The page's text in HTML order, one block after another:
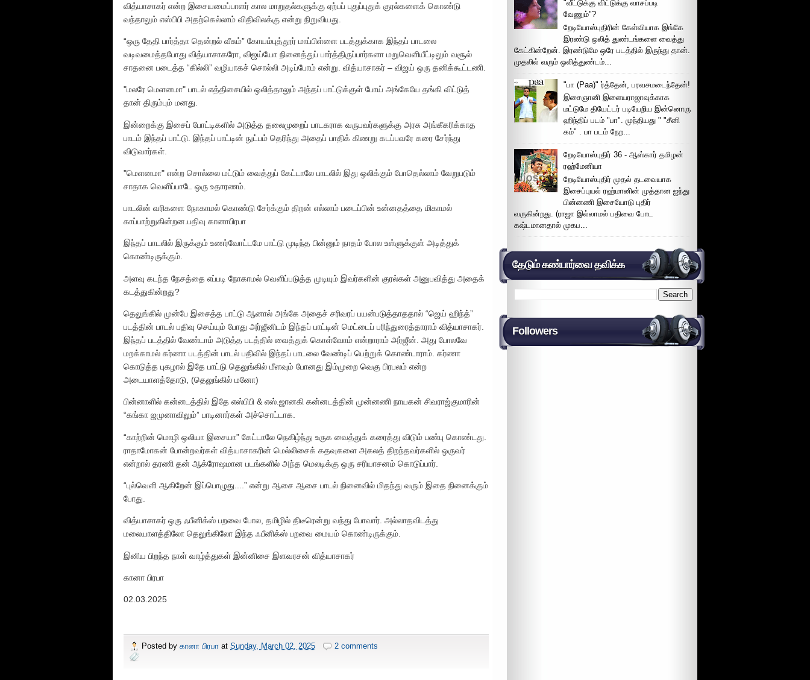
வித்யாசாகர் என்ற இசையமைப்பாளர் கால மாறுதல்களுக்கு ஏற்பப் புதுப்புதுக் குரல்களைக் கொண்டு
வந்தாலும் எஸ்பிபி அதற்கெல்லாம் விதிவிலக்கு என்று நிறுவியது.
“ஒரு தேதி பார்த்தா தென்றல் வீசும்” கோயம்புத்தூர் மாப்பிள்ளை படத்துக்காக இந்தப் பாடலை
வடிவமைத்தபோது வித்யாசாகரோ, விஜய்யோ நினைத்துப் பார்த்திருப்பார்களா மறுவெளியீட்டிலும் வசூல்
சாதனை படைத்த “கில்லி” வழியாகச் சொல்லி அடிப்போம் என்று. வித்யாசாகர் – விஜய் ஒரு தனிக்கூட்டணி.
"மலரே மெளனமா" பாடல் எத்திசையில் ஒலித்தாலும் அந்தப் பாட்டுக்குள் போய் அங்கேயே தங்கி விட்டுத்
தான் திரும்பும் மனது.
இன்றைக்கு இசைப் போட்டிகளில் அடுத்த தலைமுறைப் பாடகராக வருபவர்களுக்கு அரசு அங்கீகரிக்காத
பாடம் இந்தப் பாட்டு. இந்தப் பாட்டின் நுட்பம் தெரிந்து அதைப் பாதிக் கிணறு கடப்பவரே கரை சேர்ந்து
விடுவார்கள்.
"மெளனமா" என்ற சொல்லை மட்டும் வைத்துப் கேட்டாலே பாடலில் இது ஒலிக்கும் போதெல்லாம் வேறுபடும்
சாதாக வெளிப்பாடே ஒரு உதாரணம்.
பாடலின் வரிகளை நோகாமல் கொண்டு சேர்க்கும் திறன் எல்லாம் படைப்பின் உன்னதத்தை மிகாமல்
காப்பாற்றுகின்றன.பதிவு கானாபிரபா
இந்தப் பாடலில் இருக்கும் உணர்வோட்டமே பாட்டு முடிந்த பின்னும் நாதம் போல உள்ளுக்குள் அடித்துக்
கொண்டிருக்கும்.
அளவு கடந்த நேசத்தை எப்படி நோகாமல் வெளிப்படுத்த முடியும் இவர்களின் குரல்கள் அனுபவித்து அதைக்
கடத்துகின்றது?
தெலுங்கில் முன்பே இசைத்த பாட்டு ஆனால் அங்கே அதைச் சரிவரப் பயன்படுத்தாததால் “ஜெய் ஹிந்த்”
படத்தின் பாடல் பதிவு செய்யும் போது அர்ஜீனிடம் இந்தப் பாட்டின் மெட்டைப் பரிந்துரைத்தாராம் வித்யாசாகர்.
இந்தப் படத்தில் வேண்டாம் அடுத்த படத்தில் வைத்துக் கொள்வோம் என்றாராம் அர்ஜீன். அது போலவே
மறக்காமல் கர்ணா படத்தின் பாடல் பதிவில் இந்தப் பாடலை வேண்டிப் பெற்றுக் கொண்டாராம். கர்ணா
கொடுத்த புகழால் இதே பாட்டு தெலுங்கில் மீளவும் போனது இம்முறை வெகு பிரபலம் என்ற
அடையாளத்தோடு, (தெலுங்கில் மனோ)
பின்னாளில் கன்னடத்தில் இதே எஸ்பிபி & எஸ்.ஜானகி கன்னடத்தின் முன்னணி நாயகன் சிவராஜ்குமாரின்
“கங்கா ஜமுனாவிலும்” பாடினார்கள் அச்சொட்டாக.
“காற்றின் மொழி ஒலியா இசையா” கேட்டாலே நெகிழ்ந்து உருக வைத்துக் கரைத்து விடும் பண்பு கொண்டது.
ராதாமோகன் போன்றவர்கள் வித்யாசாகரின் மெல்லிசைக் கதவுகளை அகலத் திறந்தவர்களில் ஒருவர்
என்றால் தரணி தன் ஆக்ரோஷமான படங்களில் அந்த மெலடிக்கு ஒரு சரியாசனம் கொடுப்பார்.
“புல்வெளி ஆகிறேன் இப்பொழுது....” என்று ஆசை ஆசை பாடல் நினைவில் மிதந்து வரும் இதை நினைக்கும்
போது.
வித்யாசாகர் ஒரு ஃபீனிக்ஸ் பறவை போல, தமிழில் திடீரென்று வந்து போவார். அல்லாதவிடத்து
மலையாளத்திலோ தெலுங்கிலோ இந்த ஃபீனிக்ஸ் பறவை மையம் கொண்டிருக்கும்.
இனிய பிறந்த நாள் வாழ்த்துகள் இன்னிசை இளவரசன் வித்யாசாகர்
கானா பிரபா
02.03.2025
Posted by கானா பிரபா at Sunday, March 02, 2025 2 comments
"வீட்டுக்கு விட்டுக்கு வாசப்படி
வேணும்"?
றேடியோஸ்புதிரின் கேள்வியாக இங்கே
இரண்டு ஒலித் துண்டங்களை வைத்து
கேட்கின்றேன். இரண்டுமே ஒரே படத்தில் இருந்து தான்.
முதலில் வரும் ஒலித்துண்டம்...
"பா (Paa)" ர்த்தேன், பரவசமடைந்தேன்!
இசைஞானி இளையராஜாவுக்காக
மட்டுமே தியேட்டர் படியேறிய இன்னொரு
ஹிந்திப் படம் "பா". முந்தியது " "சீனி
கம்" . பா படம் நேற...
றேடியோஸ்புதிர் 36 - ஆஸ்கார் தமிழன்
ரஹ்மேனியா
றேடியோஸ்புதிர் முதல் தடவையாக
இசைப்புயல் ரஹ்மானின் முத்தான ஐந்து
பின்னணி இசையோடு புதிர்
வருகின்றது. (ராஜா இல்லாமல் பதிவை போட
கஷ்டமானதால் முகப...
தேடும் கண்பார்வை தவிக்க
Followers